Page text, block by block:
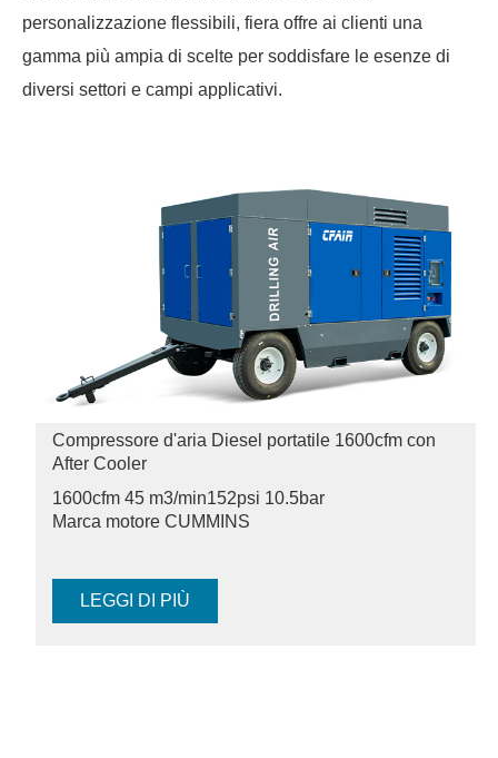
personalizzazione flessibili, fiera offre ai clienti una
gamma più ampia di scelte per soddisfare le esenze di
diversi settori e campi applicativi.
Compressore d'aria Diesel portatile 1600cfm con
After Cooler
1600cfm 45 m3/min152psi 10.5bar
Marca motore CUMMINS
LEGGI DI PIÙ